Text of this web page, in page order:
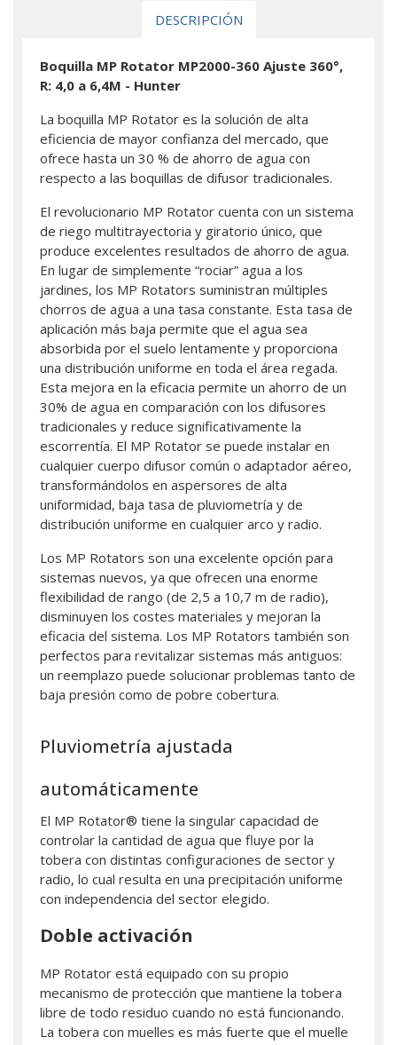
DESCRIPCIÓN
Boquilla MP Rotator MP2000-360 Ajuste 360°,
R: 4,0 a 6,4M - Hunter
La boquilla MP Rotator es la solución de alta
eficiencia de mayor confianza del mercado, que
ofrece hasta un 30 % de ahorro de agua con
respecto a las boquillas de difusor tradicionales.
El revolucionario MP Rotator cuenta con un sistema
de riego multitrayectoria y giratorio único, que
produce excelentes resultados de ahorro de agua.
En lugar de simplemente “rociar” agua a los
jardines, los MP Rotators suministran múltiples
chorros de agua a una tasa constante. Esta tasa de
aplicación más baja permite que el agua sea
absorbida por el suelo lentamente y proporciona
una distribución uniforme en toda el área regada.
Esta mejora en la eficacia permite un ahorro de un
30% de agua en comparación con los difusores
tradicionales y reduce significativamente la
escorrentía. El MP Rotator se puede instalar en
cualquier cuerpo difusor común o adaptador aéreo,
transformándolos en aspersores de alta
uniformidad, baja tasa de pluviometría y de
distribución uniforme en cualquier arco y radio.
Los MP Rotators son una excelente opción para
sistemas nuevos, ya que ofrecen una enorme
flexibilidad de rango (de 2,5 a 10,7 m de radio),
disminuyen los costes materiales y mejoran la
eficacia del sistema. Los MP Rotators también son
perfectos para revitalizar sistemas más antiguos:
un reemplazo puede solucionar problemas tanto de
baja presión como de pobre cobertura.
Pluviometría ajustada
automáticamente
El MP Rotator® tiene la singular capacidad de
controlar la cantidad de agua que fluye por la
tobera con distintas configuraciones de sector y
radio, lo cual resulta en una precipitación uniforme
con independencia del sector elegido.
Doble activación
MP Rotator está equipado con su propio
mecanismo de protección que mantiene la tobera
libre de todo residuo cuando no está funcionando.
La tobera con muelles es más fuerte que el muelle